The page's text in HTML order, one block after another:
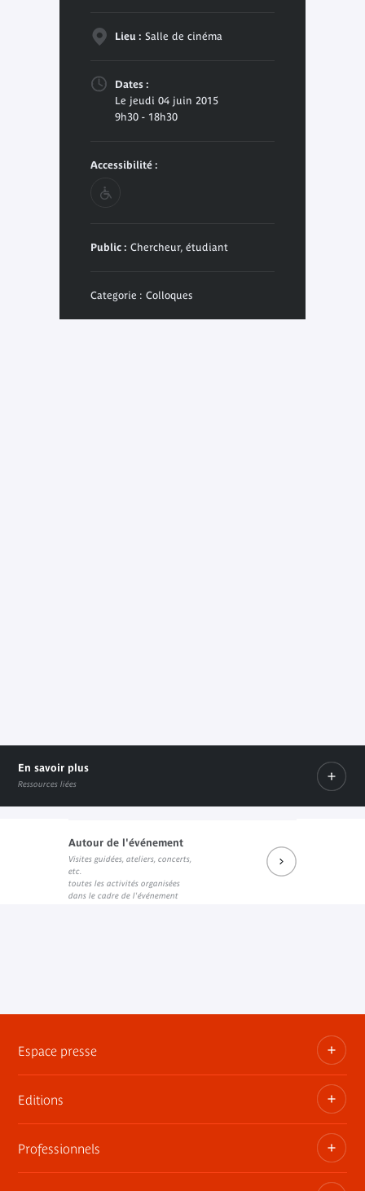
Lieu : Salle de cinéma
Dates :
Le jeudi 04 juin 2015
9h30 - 18h30
Accessibilité :
Public : Chercheur, étudiant
Categorie : Colloques
En savoir plus
Ressources liées
Programme du colloque Singapour mon amour
Document PDF
Plaquette Festival Singapour en France
Autour de l'événement
Visites guidées, ateliers, concerts,
etc.
toutes les activités organisées
dans le cadre de l'événement
Espace presse
Dossiers, communiqués, bandes annonces
Contact presse
Editions
Les publications du musée
Professionnels